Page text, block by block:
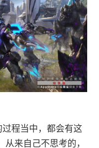
程当中，都会有这
来自己不思考的，